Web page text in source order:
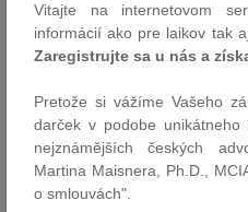
Dohoda štátov EÚ na akte o
krok Slovenska k posilneniu
12. 02. 2024 - Politická dohoda
medzi členskými štátmi EÚ
rekordne dlho – na trojdňovom
Uplynulý týždeň sa na tomto
štáty totižto dosiahli
Vitajte na internetovom
informácií ako pre laikov tak
Zaregistrujte sa u nás a
Pretože si vážíme Vašeho
darček v podobe
nejznámějších českých
Martina Maisnera, Ph.D.,
o smlouvách".